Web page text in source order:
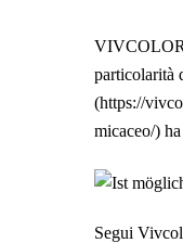
VIVCOLOR
particolarità
(https://
micaceo/)
Segui